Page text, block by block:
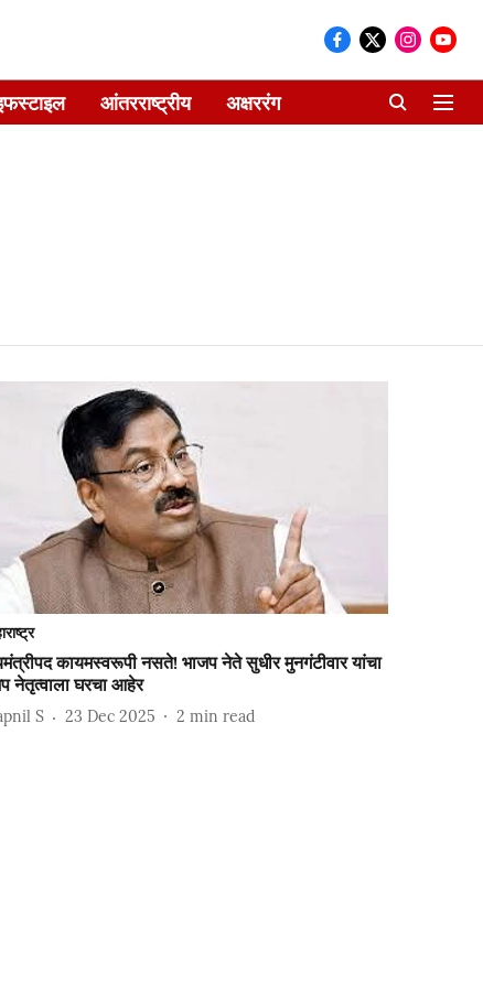
आंतरराष्ट्रीय अक्षररंग
कायमस्वरूपी नसते! भाजप नेते सुधीर मुनगंटीवार यांचा
नेतृत्वाला घरचा आहेर
S 23 Dec 2025 2 min read